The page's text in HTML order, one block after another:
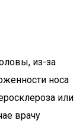
из-за
носа
или
врачу